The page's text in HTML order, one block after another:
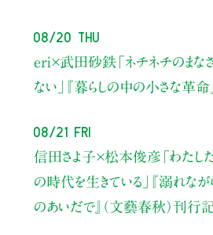
08/20 Thu
eri×武田砂鉄「ネチネチのま
ない」
『暮らしの中の小さな革
08/21 Fri
信田さよ子×松本俊彦 「わたし
の時代を生きている」
『溺れな
のあいだで』（文藝春秋）刊行